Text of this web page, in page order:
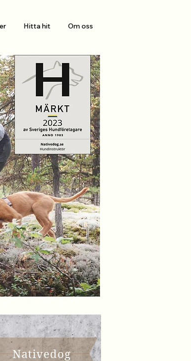
Hitta hit Om oss
Nativedog